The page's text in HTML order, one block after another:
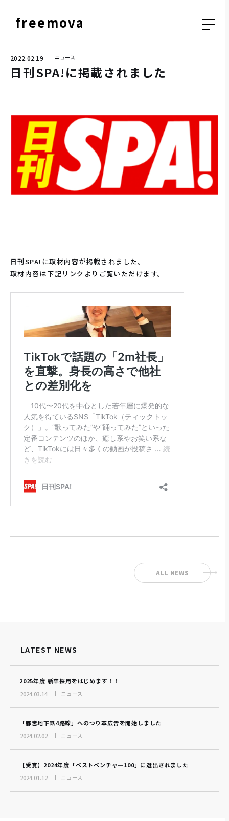
freemova
2022.02.19 ニュース
日刊SPA!に掲載されました
日刊SPA!に取材内容が掲載されました。
取材内容は下記リンクよりご覧いただけます。
ALL NEWS
LATEST NEWS
2025年度 新卒採用をはじめます！！
2024.03.14
ニュース
「都営地下鉄4路線」へのつり革広告を開始しました
2024.02.02
ニュース
【受賞】2024年度「ベストベンチャー100」に選出されました
2024.01.12
ニュース